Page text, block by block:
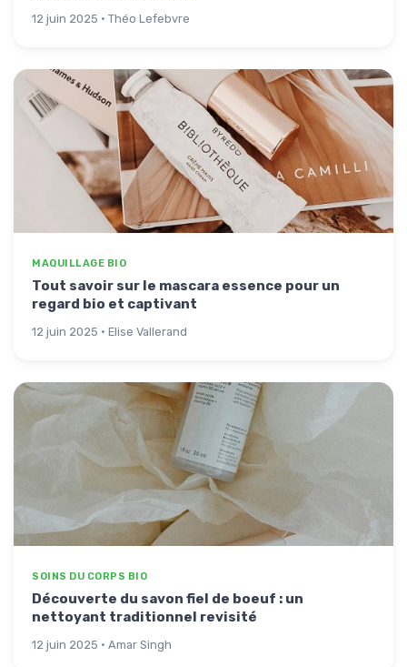
12 juin 2025 · Théo Lefebvre
MAQUILLAGE BIO
Tout savoir sur le mascara essence pour un
regard bio et captivant
12 juin 2025 · Elise Vallerand
SOINS DU CORPS BIO
Découverte du savon fiel de boeuf : un
nettoyant traditionnel revisité
12 juin 2025 · Amar Singh